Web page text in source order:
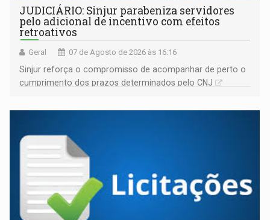
JUDICIÁRIO: Sinjur parabeniza servidores
pelo adicional de incentivo com efeitos
retroativos
Geral 07 de Agosto de 2026 às 16:16
Sinjur reforça o compromisso de acompanhar de perto o
cumprimento dos prazos determinados pelo CNJ